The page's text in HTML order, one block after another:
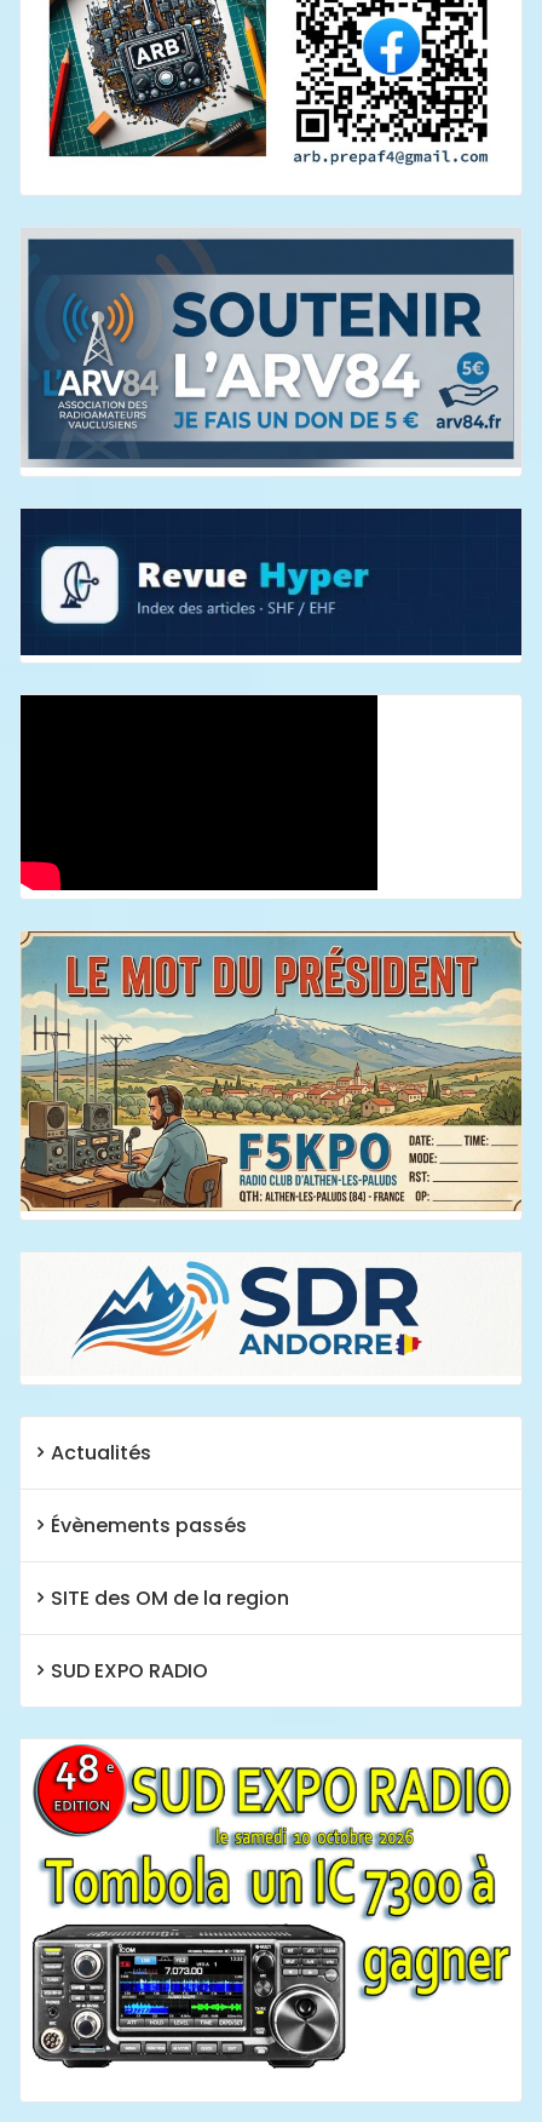
Actualités
Évènements passés
SITE des OM de la region
SUD EXPO RADIO